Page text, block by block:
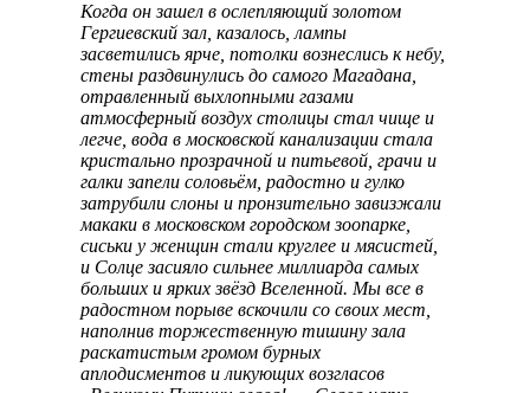
Когда он зашел в ослепляющий золотом
Гергиевский зал, казалось, лампы
засветились ярче, потолки вознеслись к небу,
стены раздвинулись до самого Магадана,
отравленный выхлопными газами
атмосферный воздух столицы стал чище и
легче, вода в московской канализации стала
кристально прозрачной и питьевой, грачи и
галки запели соловьём, радостно и гулко
затрубили слоны и пронзительно завизжали
макаки в московском городском зоопарке,
сиськи у женщин стали круглее и мясистей,
и Солце засияло сильнее миллиарда самых
больших и ярких звёзд Вселенной. Мы все в
радостном порыве вскочили со своих мест,
наполнив торжественную тишину зала
раскатистым громом бурных
аплодисментов и ликующих возгласов